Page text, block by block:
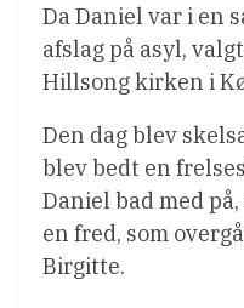
Da Daniel var i en
afslag på asyl,
Hillsong kirken i
Den dag blev
blev bedt en
Daniel bad med
en fred, som
Birgitte.